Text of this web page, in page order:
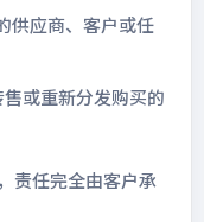
供应商、客户或任
或重新分发购买的
责任完全由客户承